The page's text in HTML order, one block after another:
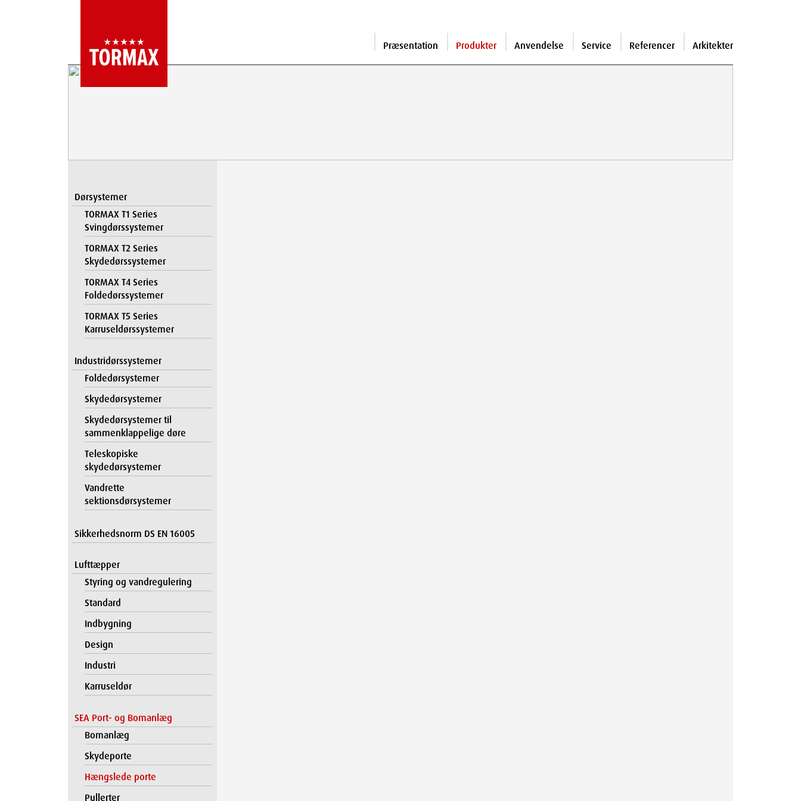
Præsentation Produkter Anvendelse Service Referencer Arkitekter
Dørsystemer
TORMAX T1 Series
Svingdørssystemer
TORMAX T2 Series
Skydedørssystemer
TORMAX T4 Series
Foldedørssystemer
TORMAX T5 Series
Karruseldørssystemer
Industridørssystemer
Foldedørsystemer
Skydedørsystemer
Skydedørsystemer til
sammenklappelige døre
Teleskopiske
skydedørsystemer
Vandrette
sektionsdørsystemer
Sikkerhedsnorm DS EN 16005
Lufttæpper
Styring og vandregulering
Standard
Indbygning
Design
Industri
Karruseldør
SEA Port- og Bomanlæg
Bomanlæg
Skydeporte
Hængslede porte
Pullerter